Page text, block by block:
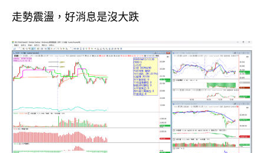
走勢震盪，好消息是沒大跌